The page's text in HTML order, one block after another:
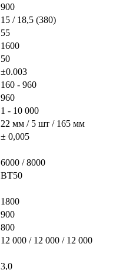
900
15 / 18,5 (380)
55
1600
50
±0.003
160 - 960
960
1 - 10 000
22 мм / 5 шт / 165 мм
± 0,005
6000 / 8000
BT50
1800
900
800
12 000 / 12 000 / 12 000
3,0